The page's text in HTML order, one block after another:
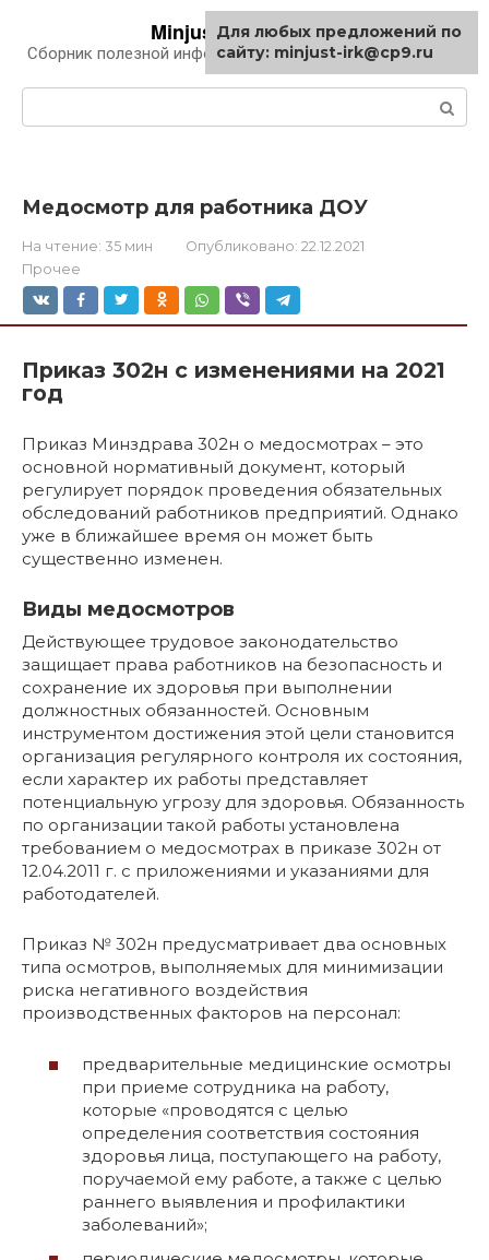
контенту
Minjust-irk.ru
Сборник полезной информации про автомобили
Медосмотр для работника ДОУ
На чтение: 35 мин Опубликовано: 22.12.2021
Прочее
Приказ 302н с изменениями на 2021
год
Приказ Минздрава 302н о медосмотрах – это
основной нормативный документ, который
регулирует порядок проведения обязательных
обследований работников предприятий. Однако
уже в ближайшее время он может быть
существенно изменен.
Виды медосмотров
Действующее трудовое законодательство
защищает права работников на безопасность и
сохранение их здоровья при выполнении
должностных обязанностей. Основным
инструментом достижения этой цели становится
организация регулярного контроля их состояния,
если характер их работы представляет
потенциальную угрозу для здоровья. Обязанность
по организации такой работы установлена
требованием о медосмотрах в приказе 302н от
12.04.2011 г. с приложениями и указаниями для
работодателей.
Приказ № 302н предусматривает два основных
типа осмотров, выполняемых для минимизации
риска негативного воздействия
производственных факторов на персонал:
предварительные медицинские осмотры
при приеме сотрудника на работу,
которые «проводятся с целью
определения соответствия состояния
здоровья лица, поступающего на работу,
поручаемой ему работе, а также с целью
раннего выявления и профилактики
заболеваний»;
Для любых предложений по
сайту: minjust-irk@cp9.ru